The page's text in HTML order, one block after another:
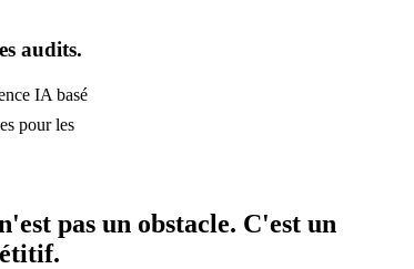
audits.
IA basé
pour les
pas un obstacle. C'est un